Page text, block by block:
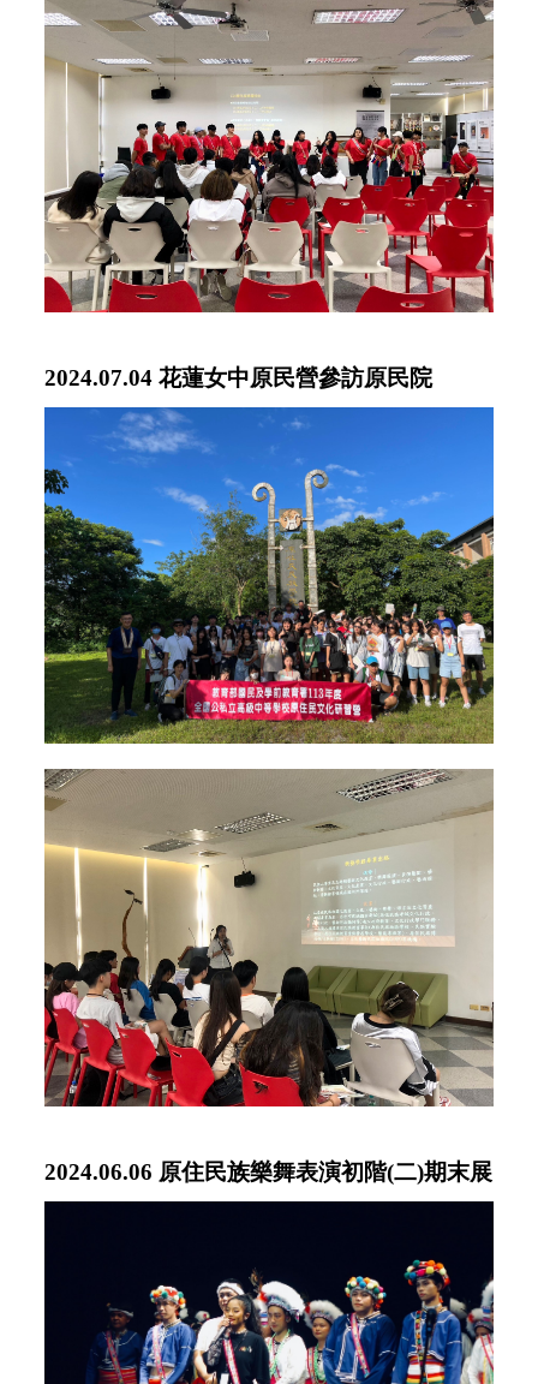
2024.07.04 花蓮女中原民營參訪原民院
2024.06.06 原住民族樂舞表演初階(二)期末展